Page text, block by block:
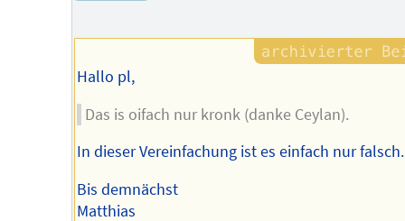
Hallo pl,
Das is oifach nur kronk (danke Ceylan).
In dieser Vereinfachung ist es einfach nur falsch.
Bis demnächst
Matthias